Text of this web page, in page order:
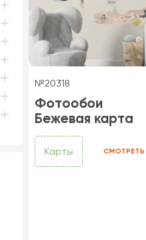
№20318
Фотообои
Бежевая карта
Карты